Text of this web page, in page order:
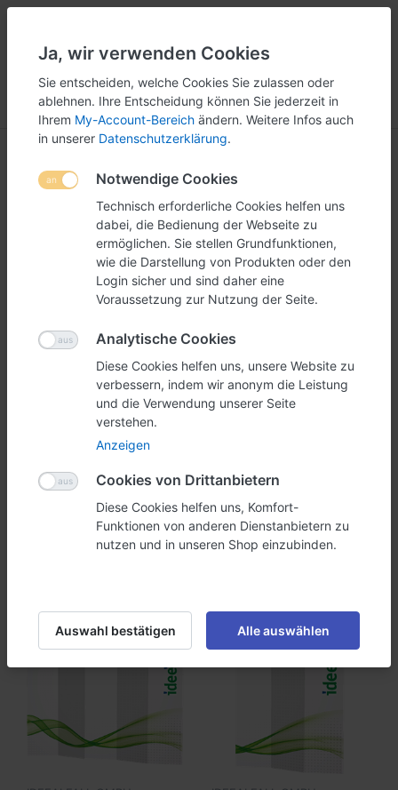
Menü Anmelden Vergleichen Wunschliste Warenkorb
Grossdisplays
Sortieren
Light Box LED-
Textilspannrahmen
(100x250cm)
Textilspannrahmen, der von
IDEEALFALL GMBH
Quick-o-Rama 3-tlg.
Digitaldruck einseitig
Das Quick-o-Rama soll
besser erscheinen? Mit
Ja, wir verwenden Cookies
Sie entscheiden, welche Cookies Sie zulassen oder
ablehnen. Ihre Entscheidung können Sie jederzeit in
Ihrem My-Account-Bereich ändern. Weitere Infos auch
in unserer Datenschutzerklärung.
Notwendige Cookies
Technisch erforderliche Cookies helfen uns
dabei, die Bedienung der Webseite zu
ermöglichen. Sie stellen Grundfunktionen,
wie die Darstellung von Produkten oder den
Login sicher und sind daher eine
Voraussetzung zur Nutzung der Seite.
Analytische Cookies
Diese Cookies helfen uns, unsere Website zu
verbessern, indem wir anonym die Leistung
und die Verwendung unserer Seite
verstehen.
Anzeigen
Cookies von Drittanbietern
Diese Cookies helfen uns, Komfort-
Funktionen von anderen Dienstanbietern zu
nutzen und in unseren Shop einzubinden.
Auswahl bestätigen Alle auswählen